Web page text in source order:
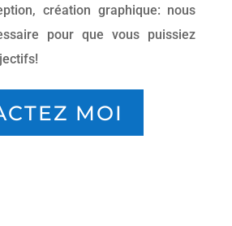
création graphique: nous
pour que vous puissiez
MOI